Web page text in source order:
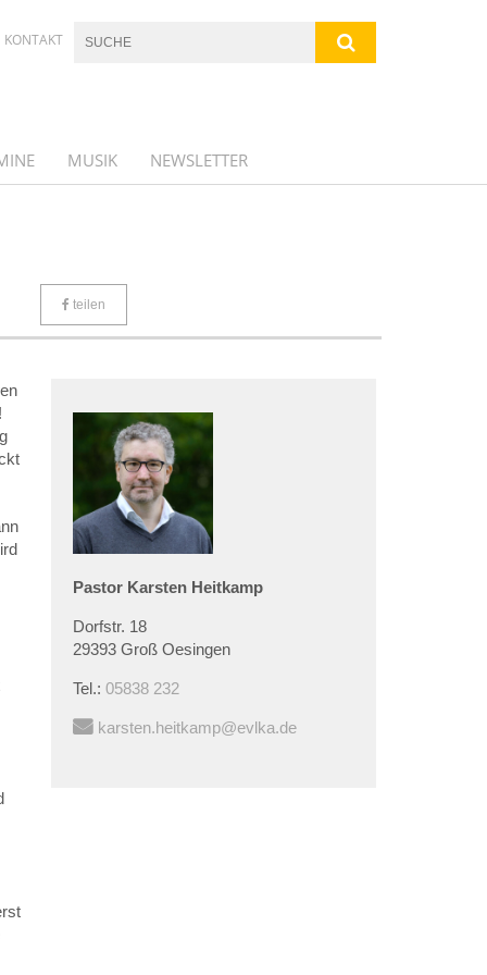
KONTAKT
MUSIK NEWSLETTER
teilen
Pastor Karsten Heitkamp
Dorfstr. 18
29393 Groß Oesingen
Tel.: 05838 232
karsten.heitkamp@evlka.de